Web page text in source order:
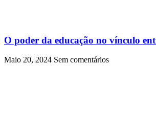
O poder da educação no vínculo
Maio 20, 2024 Sem comentários